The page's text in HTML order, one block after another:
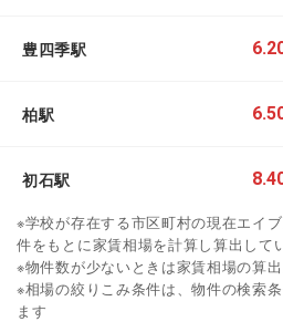
豊四季駅
柏駅
初石駅
※学校が存在する市区町村の現在エイ
件をもとに家賃相場を計算し算出して
※物件数が少ないときは家賃相場の算
※相場の絞りこみ条件は、物件の検索
ます